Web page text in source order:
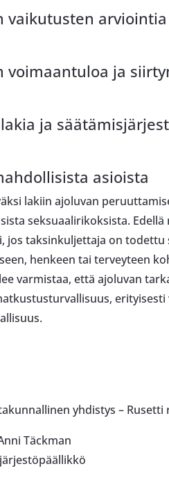
vaikutusten
voimaantuloa ja
ja
asioista
lakiin ajoluvan
seksuaalirikoksista.
jos taksinkuljettaja on
henkeen tai terveyteen
varmistaa, että ajoluvan
yhdistys – Rusetti
Täckman